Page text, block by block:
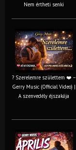
Nem értheti senki
? Szerelemre születtem ❤️ –
Gerry Music (Official Video) |
A szenvedély éjszakája